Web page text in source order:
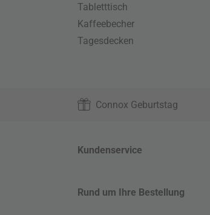
Tabletttisch
Kaffeebecher
Tagesdecken
Connox Geburtstag
Kundenservice
Rund um Ihre Bestellung